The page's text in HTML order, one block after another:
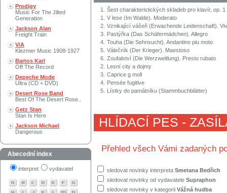
Prodigy
Music For The Jilted
Generation
Jackson Alan
Freight Train
V/A
Klezmer Music 1908-1927
Bartos Karl
Off The Record
Depeche Mode
Ultra (CD + DVD)
Desert Rose Band
Best Of The Desert Rose..
Getz Stan
Stan Is Here
Jackson Michael
Dangerous
Abecední index
interpret vydavatel
1.
Šest charakteristických skladeb pro klavír, op. 1
1.
V lese (Im Walde). Moderato
2. Vznikající vášeň (Erwachende Leidenschaft).
3.
Pastýřka (Das Schäfermädchen). Allegro
4. Touha (Die Sehnsucht). Andantino piu moto
5. Válečník (Der Krieger). Maestoso
6. Zoufalství (Die Werzweitlung). Presto rubato
2.
Lesní city a dojmy
3. Caprice g moll
4.
Pensée fugitive
5.
Lístky do památníku (Stammbuchblätter)
HLÍDACÍ PES -
Přehled všech Vámi zadaných
sledovat novinky interpreta Smetana Bedřich
sledovat novinky od vydavatele Supraphon
sledovat novinky v kategorii Vážná hudba